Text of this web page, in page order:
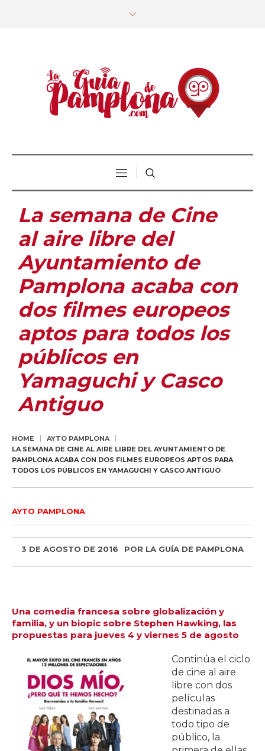
La semana de Cine
al aire libre del
Ayuntamiento de
Pamplona acaba con
dos filmes europeos
aptos para todos los
públicos en
Yamaguchi y Casco
Antiguo
HOME
AYTO PAMPLONA
LA SEMANA DE CINE AL AIRE LIBRE DEL AYUNTAMIENTO DE
PAMPLONA ACABA CON DOS FILMES EUROPEOS APTOS PARA
TODOS LOS PÚBLICOS EN YAMAGUCHI Y CASCO ANTIGUO
AYTO PAMPLONA
3 DE AGOSTO DE 2016 POR LA GUÍA DE PAMPLONA
Una comedia francesa sobre globalización y
familia, y un biopic sobre Stephen Hawking, las
propuestas para jueves 4 y viernes 5 de agosto
Continúa el ciclo
de cine al aire
libre con dos
películas
destinadas a
todo tipo de
público, la